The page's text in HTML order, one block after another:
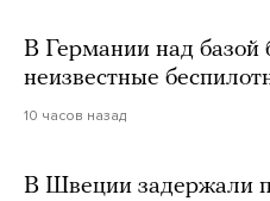
В Германии над базой
неизвестные
10 часов назад
В Швеции задержали